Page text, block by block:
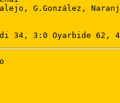
G.González,
34, 3:0 Oyarbide 62,